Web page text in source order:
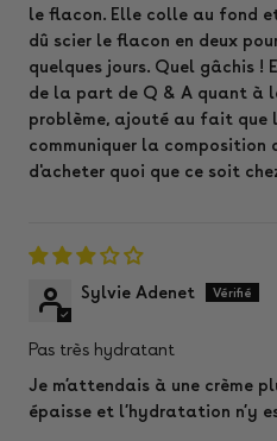
le flacon. Elle colle au fond
dû scier le flacon en deux
quelques jours. Quel gâchis !
de la part de Q & A quant à
problème, ajouté au fait que
communiquer la composition
d'acheter quoi que ce soit
Sylvie Adenet
Pas très hydratant
Je m’attendais à une crème
épaisse et l’hydratation n’y